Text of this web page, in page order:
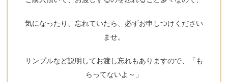
気になったり、忘れていたら、必ずお申しつけください
ませ。
サンプルなど説明してお渡し忘れもありますので、「も
らってないよ～」